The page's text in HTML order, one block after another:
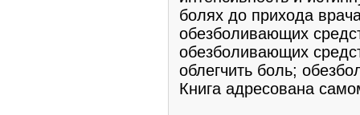
болях до прихода
обезболивающих
обезболивающих
облегчить боль;
Книга адресована